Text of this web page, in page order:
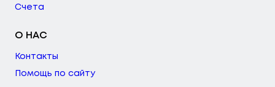
Счета
О НАС
Контакты
Помощь по сайту